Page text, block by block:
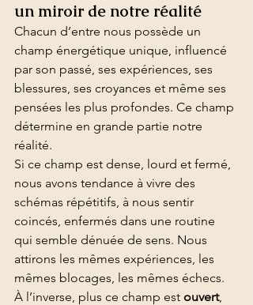
un miroir de notre réalité
Chacun d’entre nous possède un
champ énergétique unique, influencé
par son passé, ses expériences, ses
blessures, ses croyances et même ses
pensées les plus profondes. Ce champ
détermine en grande partie notre
réalité.
Si ce champ est dense, lourd et fermé,
nous avons tendance à vivre des
schémas répétitifs, à nous sentir
coincés, enfermés dans une routine
qui semble dénuée de sens. Nous
attirons les mêmes expériences, les
mêmes blocages, les mêmes échecs.
À l’inverse, plus ce champ est ouvert,